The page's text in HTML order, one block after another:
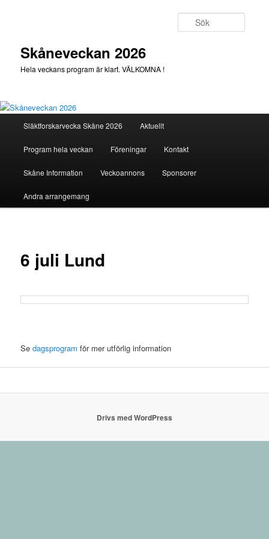
Skåneveckan 2026
Hela veckans program är klart. VÄLKOMNA !
Släktforskarvecka Skåne 2026 Aktuellt
Program hela veckan Föreningar Kontakt
Skåne Information Veckoannons Sponsorer
Andra arrangemang
6 juli Lund
Sedagsprogram för mer utförlig information
Drivs med WordPress